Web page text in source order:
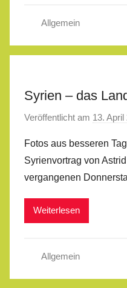
Allgemein
Syrien – das
Veröffentlicht am 13. April
Fotos aus besseren
Syrienvortrag von
vergangenen
Weiterlesen
Allgemein